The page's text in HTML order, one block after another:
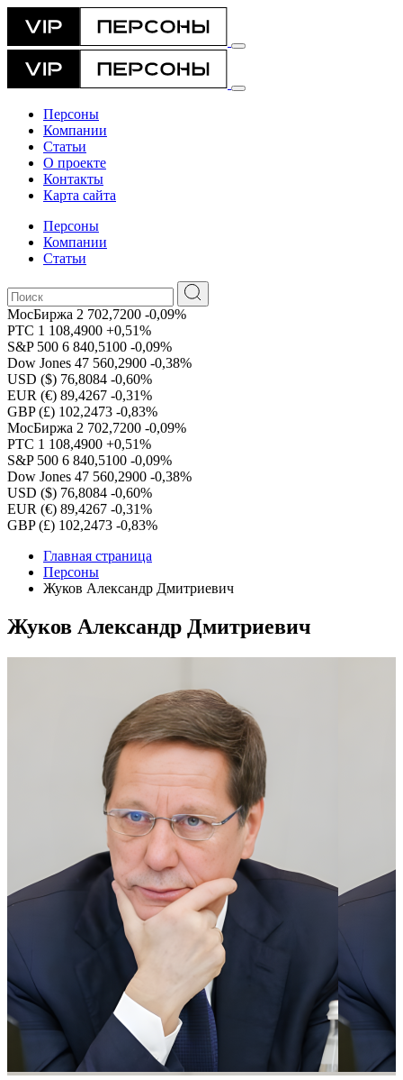
Персоны
Компании
Статьи
О проекте
Контакты
Карта сайта
Персоны
Компании
Статьи
МосБиржа 2 702,7200 -0,09%
РТС 1 108,4900 +0,51%
S&P 500 6 840,5100 -0,09%
Dow Jones 47 560,2900 -0,38%
USD ($) 76,8084 -0,60%
EUR (€) 89,4267 -0,31%
GBP (£) 102,2473 -0,83%
МосБиржа 2 702,7200 -0,09%
РТС 1 108,4900 +0,51%
S&P 500 6 840,5100 -0,09%
Dow Jones 47 560,2900 -0,38%
USD ($) 76,8084 -0,60%
EUR (€) 89,4267 -0,31%
GBP (£) 102,2473 -0,83%
Главная страница
Персоны
Жуков Александр Дмитриевич
Жуков Александр Дмитриевич